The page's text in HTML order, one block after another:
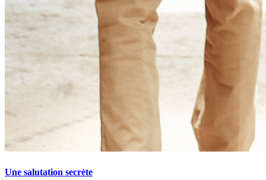
Une salutation secrète